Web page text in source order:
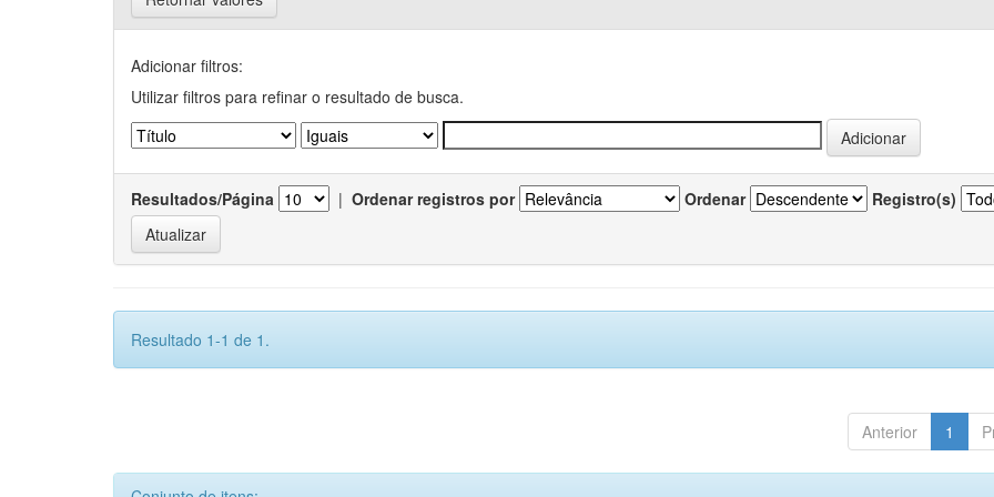
Adicionar filtros:
Utilizar filtros para refinar o resultado de busca.
Resultados/Página | Ordenar registros por Ordenar Registro(s)
Resultado 1-1 de 1.
Anterior 1